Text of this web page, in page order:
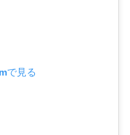
で見る